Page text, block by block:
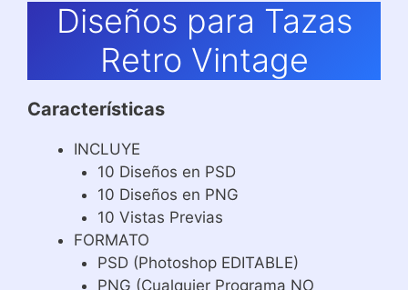
Diseños para Tazas
Retro Vintage
Características
INCLUYE
10 Diseños en PSD
10 Diseños en PNG
10 Vistas Previas
FORMATO
PSD (Photoshop EDITABLE)
PNG (Cualquier Programa NO